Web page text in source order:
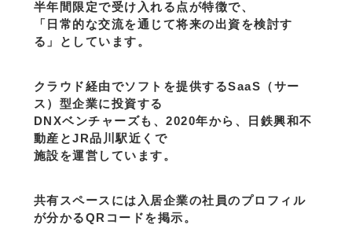
半年間限定で受け入れる点が特徴で、
「日常的な交流を通じて将来の出資を検討す
る」としています。
クラウド経由でソフトを提供するSaaS（サー
ス）型企業に投資する
DNXベンチャーズも、2020年から、日鉄興和不
動産とJR品川駅近くで
施設を運営しています。
共有スペースには入居企業の社員のプロフィル
が分かるQRコードを掲示。